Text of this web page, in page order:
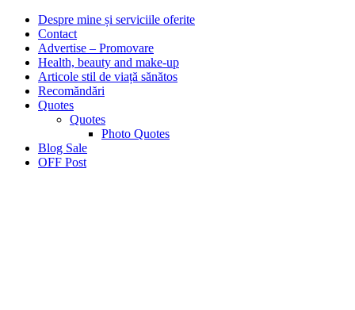
Despre mine și serviciile oferite
Contact
Advertise – Promovare
Health, beauty and make-up
Articole stil de viață sănătos
Recomăndări
Quotes
Quotes
Photo Quotes
Blog Sale
OFF Post